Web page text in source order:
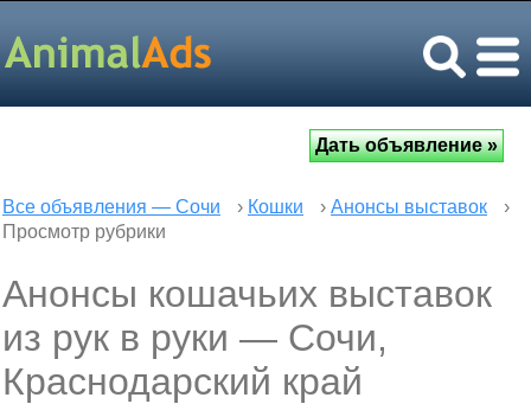
Все объявления — Сочи › Кошки › Анонсы выставок
›
Просмотр рубрики
Анонсы кошачьих выставок
из рук в руки — Сочи,
Краснодарский край